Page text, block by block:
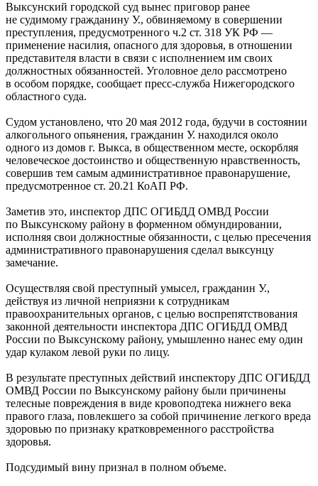
Выксунский городской суд вынес приговор ранее
не судимому гражданину У., обвиняемому в совершении
преступления, предусмотренного ч.2 ст. 318 УК РФ —
применение насилия, опасного для здоровья, в отношении
представителя власти в связи с исполнением им своих
должностных обязанностей. Уголовное дело рассмотрено
в особом порядке, сообщает пресс-служба Нижегородского
областного суда.
Судом установлено, что 20 мая 2012 года, будучи в состоянии
алкогольного опьянения, гражданин У. находился около
одного из домов г. Выкса, в общественном месте, оскорбляя
человеческое достоинство и общественную нравственность,
совершив тем самым административное правонарушение,
предусмотренное ст. 20.21 КоАП РФ.
Заметив это, инспектор ДПС ОГИБДД ОМВД России
по Выксунскому району в форменном обмундировании,
исполняя свои должностные обязанности, с целью пресечения
административного правонарушения сделал выксунцу
замечание.
Осуществляя свой преступный умысел, гражданин У.,
действуя из личной неприязни к сотрудникам
правоохранительных органов, с целью воспрепятствования
законной деятельности инспектора ДПС ОГИБДД ОМВД
России по Выксунскому району, умышленно нанес ему один
удар кулаком левой руки по лицу.
В результате преступных действий инспектору ДПС ОГИБДД
ОМВД России по Выксунскому району были причинены
телесные повреждения в виде кровоподтека нижнего века
правого глаза, повлекшего за собой причинение легкого вреда
здоровью по признаку кратковременного расстройства
здоровья.
Подсудимый вину признал в полном объеме.